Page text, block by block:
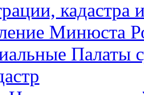
кадастра
Минюста
Палаты